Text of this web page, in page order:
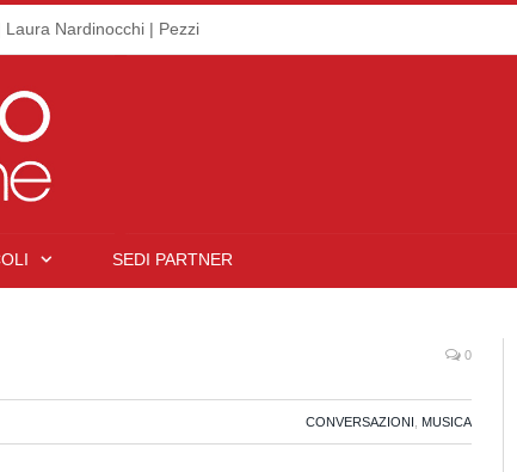
Nardinocchi | Pezzi
SEDI PARTNER
0
CONVERSAZIONI MUSICA